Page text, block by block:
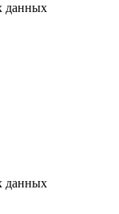
данных
данных